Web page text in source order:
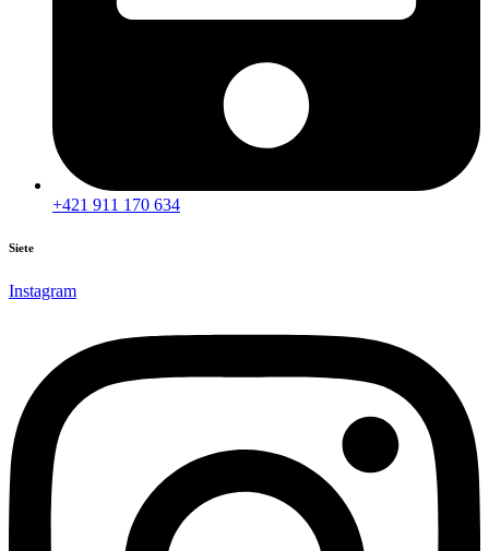
+421 911 170 634
Siete
Instagram